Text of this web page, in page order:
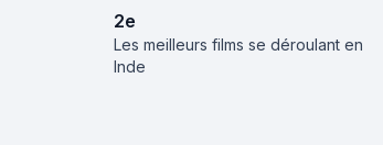
2e
Les meilleurs films se déroulant en
Inde